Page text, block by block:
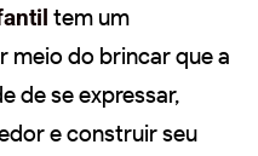
tem um
meio do brincar que a
de se expressar,
e construir seu